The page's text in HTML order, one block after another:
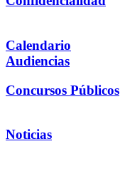
Calendario
Audiencias
Concursos Públicos
Noticias